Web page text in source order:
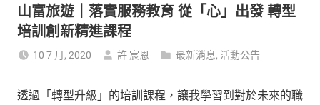
山富旅遊｜落實服務教育 從「心」出發 轉型
培訓創新精進課程
10 7 月, 2020 許 宸恩 最新消息, 活動公告
透過「轉型升級」的培訓課程，讓我學習到對於未來的職